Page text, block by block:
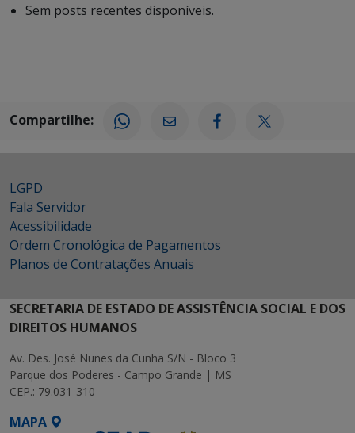
Sem posts recentes disponíveis.
Compartilhe:
LGPD
Fala Servidor
Acessibilidade
Ordem Cronológica de Pagamentos
Planos de Contratações Anuais
SECRETARIA DE ESTADO DE ASSISTÊNCIA SOCIAL E DOS
DIREITOS HUMANOS
Av. Des. José Nunes da Cunha S/N - Bloco 3
Parque dos Poderes - Campo Grande | MS
CEP.: 79.031-310
MAPA